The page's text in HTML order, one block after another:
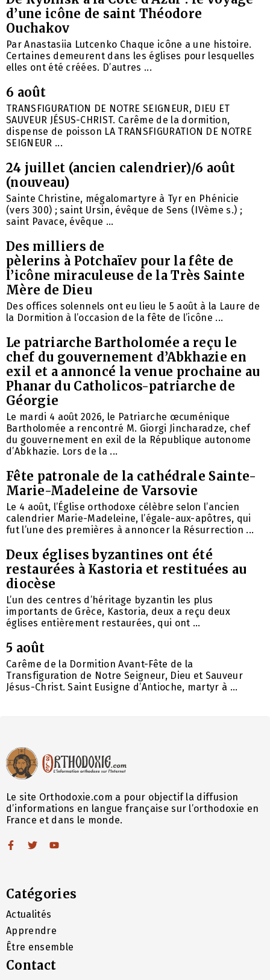
d’une icône de saint Théodore
Ouchakov
Par Anastasiia Lutcenko Chaque icône a une histoire.
Certaines demeurent dans les églises pour lesquelles
elles ont été créées. D’autres ...
6 août
TRANSFIGURATION DE NOTRE SEIGNEUR, DIEU ET
SAUVEUR JÉSUS-CHRIST. Carême de la dormition,
dispense de poisson LA TRANSFIGURATION DE NOTRE
SEIGNEUR ...
24 juillet (ancien calendrier)/6 août
(nouveau)
Sainte Christine, mégalomartyre à Tyr en Phénicie
(vers 300) ; saint Ursin, évêque de Sens (IVème s.) ;
saint Pavace, évêque ...
Des milliers de
pèlerins à Potchaïev pour la fête de
l’icône miraculeuse de la Très Sainte
Mère de Dieu
Des offices solennels ont eu lieu le 5 août à la Laure de
la Dormition à l’occasion de la fête de l’icône ...
Le patriarche Bartholomée a reçu le
chef du gouvernement d’Abkhazie en
exil et a annoncé la venue prochaine au
Phanar du Catholicos-patriarche de
Géorgie
Le mardi 4 août 2026, le Patriarche œcuménique
Bartholomée a rencontré M. Giorgi Jincharadze, chef
du gouvernement en exil de la République autonome
d’Abkhazie. Lors de la ...
Fête patronale de la cathédrale Sainte-
Marie-Madeleine de Varsovie
Le 4 août, l’Église orthodoxe célèbre selon l’ancien
calendrier Marie-Madeleine, l’égale-aux-apôtres, qui
fut l’une des premières à annoncer la Résurrection ...
Deux églises byzantines ont été
restaurées à Kastoria et restituées au
diocèse
L’un des centres d’héritage byzantin les plus
importants de Grèce, Kastoria, deux a reçu deux
églises entièrement restaurées, qui ont ...
5 août
Carême de la Dormition Avant-Fête de la
Transfiguration de Notre Seigneur, Dieu et Sauveur
Jésus-Christ. Saint Eusigne d’Antioche, martyr à ...
Le site Orthodoxie.com a pour objectif la diffusion
d’informations en langue française sur l’orthodoxie en
France et dans le monde.
Catégories
Actualités
Apprendre
Être ensemble
Contact